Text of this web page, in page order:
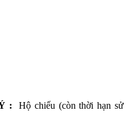
:
Hộ chiếu (còn thời hạn sử